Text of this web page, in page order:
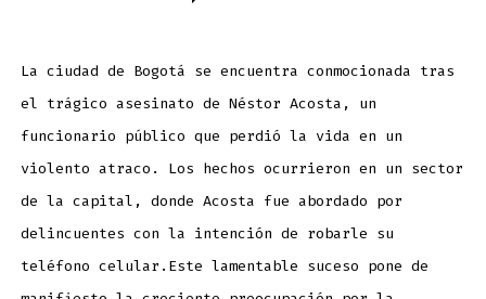
Asesinato
Bogotá:
víctima
robo
La ciudad de Bogotá se encuentra conmocionada tras
el trágico asesinato de Néstor Acosta, un
funcionario público que perdió la vida en un
violento atraco. Los hechos ocurrieron en un sector
de la capital, donde Acosta fue abordado por
delincuentes con la intención de robarle su
teléfono celular.Este lamentable suceso pone de